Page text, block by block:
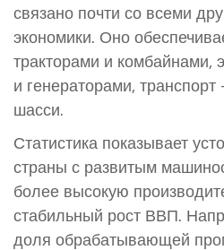
связано почти со всеми
экономики. Оно
тракторами и комбайнами,
и генераторами,
шасси.
Статистика показывает
страны с развитым
более высокую
стабильный рост ВВП.
доля обрабатывающей